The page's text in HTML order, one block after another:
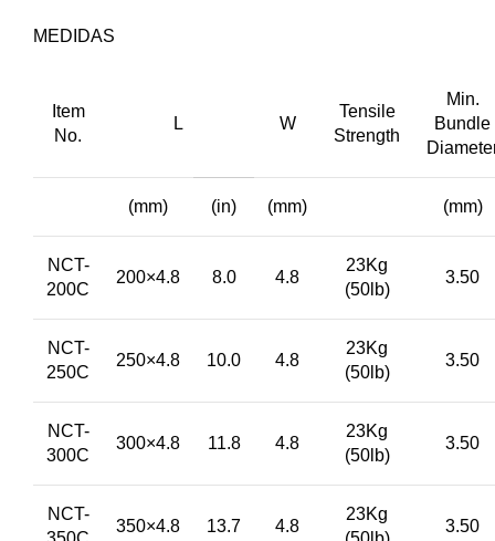
MEDIDAS
Item
No.
L W
Tensile
Strength
Min.
Bundle
(mm) (in) (mm) (mm)
NCT-
200C
200×4.8 8.0 4.8
23Kg
(50lb)
3.50
NCT-
250C
250×4.8 10.0 4.8
23Kg
(50lb)
3.50
NCT-
300C
300×4.8 11.8 4.8
23Kg
(50lb)
3.50
NCT-
350×4.8 13.7 4.8
23Kg
3.50